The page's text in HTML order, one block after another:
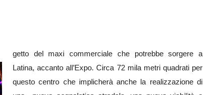
getto del maxi commerciale che potrebbe sorgere a
Latina, accanto all’Expo. Circa 72 mila metri quadrati per
questo centro che implicherà anche la realizzazione di